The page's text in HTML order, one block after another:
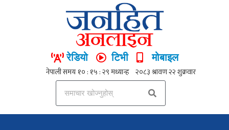
रेडियो टिभी मोबाइल